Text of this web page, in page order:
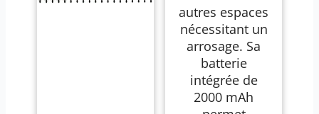
autres espaces
nécessitant un
arrosage. Sa
batterie
intégrée de
2000 mAh